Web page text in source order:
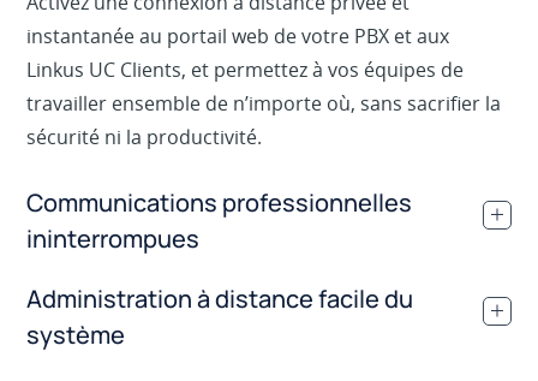
instantanée au portail web de votre PBX et aux
Linkus UC Clients, et permettez à vos équipes de
travailler ensemble de n’importe où, sans sacrifier la
sécurité ni la productivité.
Communications professionnelles
ininterrompues
.
Administration à distance facile du
système
.